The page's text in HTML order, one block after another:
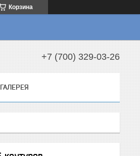
Корзина
+7 (700) 329-03-26
ГАЛЕРЕЯ